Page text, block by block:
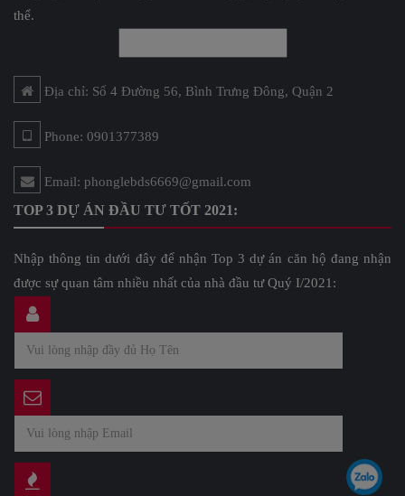
thể.
Địa chỉ: Số 4 Đường 56, Bình Trưng Đông, Quận 2
Phone: 0901377389
Email: phonglebds6669@gmail.com
TOP 3 DỰ ÁN ĐẦU TƯ TỐT 2021:
Nhập thông tin dưới đây để nhận Top 3 dự án căn hộ đang nhận
được sự quan tâm nhiều nhất của nhà đầu tư Quý I/2021: